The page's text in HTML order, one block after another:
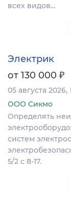
всех видов…
Электрик
от 130 000 ₽
05 августа 2026
ООО Сикмо
Определять
систем
5/2 с 8-17.